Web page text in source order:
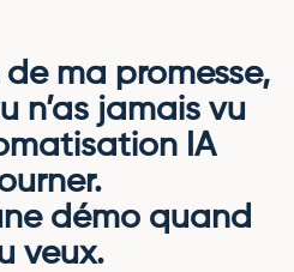
ma promesse,
n’as jamais vu
IA
démo quand
veux.